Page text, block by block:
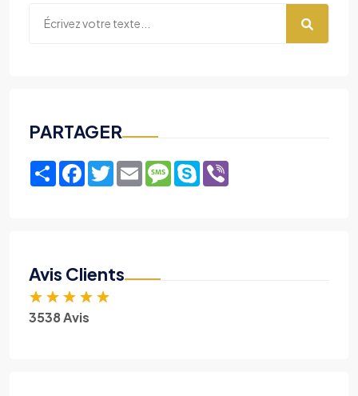
PARTAGER
ShareFacebook
TwitterEmailMessage
Skype
Avis Clients
★ ★ ★ ★ ★
3538 Avis